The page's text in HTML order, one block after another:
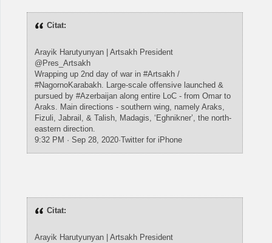
Citat:
Arayik Harutyunyan | Artsakh President
@Pres_Artsakh
Wrapping up 2nd day of war in #Artsakh /
#NagornoKarabakh. Large-scale offensive launched &
pursued by #Azerbaijan along entire LoC - from Omar to
Araks. Main directions - southern wing, namely Araks,
Fizuli, Jabrail, & Talish, Madagis, ‘Eghnikner’, the north-
eastern direction.
9:32 PM · Sep 28, 2020·Twitter for iPhone
Citat:
Arayik Harutyunyan | Artsakh President